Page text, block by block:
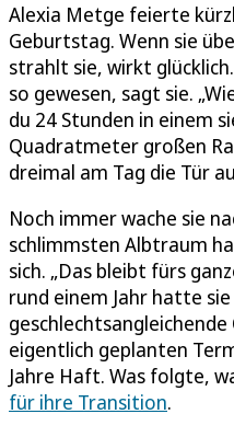
Alexia Metge feierte
Geburtstag. Wenn sie
strahlt sie, wirkt
so gewesen, sagt sie.
du 24 Stunden in einem
Quadratmeter großen
dreimal am Tag die Tür
Noch immer wache sie
schlimmsten Albtraum
sich. „Das bleibt fürs
rund einem Jahr hatte
eigentlich geplanten
Jahre Haft. Was folgte,
für ihre Transition.